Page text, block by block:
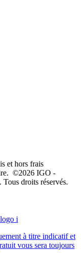
et hors frais
©2026 IGO -
droits réservés.
i
à titre indicatif et
vous sera toujours